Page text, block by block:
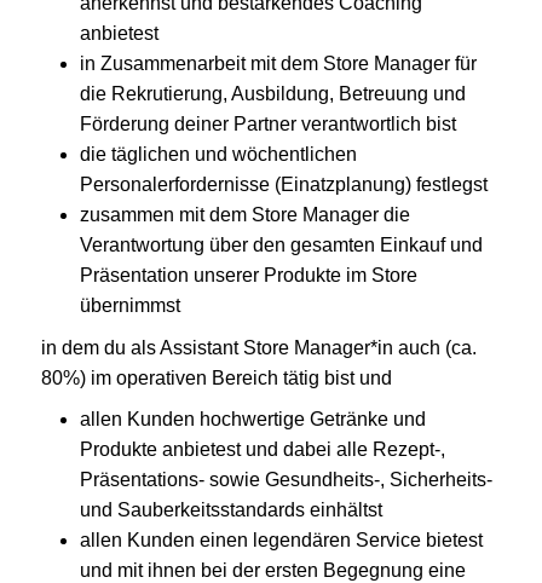
anbietest
in Zusammenarbeit mit dem Store Manager für
die Rekrutierung, Ausbildung, Betreuung und
Förderung deiner Partner verantwortlich bist
die täglichen und wöchentlichen
Personalerfordernisse (Einatzplanung) festlegst
zusammen mit dem Store Manager die
Verantwortung über den gesamten Einkauf und
Präsentation unserer Produkte im Store
übernimmst
in dem du als Assistant Store Manager*in auch (ca.
80%) im operativen Bereich tätig bist und
allen Kunden hochwertige Getränke und
Produkte anbietest und dabei alle Rezept-,
Präsentations- sowie Gesundheits-, Sicherheits-
und Sauberkeitsstandards einhältst
allen Kunden einen legendären Service bietest
und mit ihnen bei der ersten Begegnung eine